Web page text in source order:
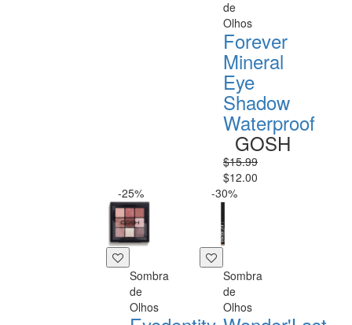
de
Olhos
Forever
Mineral
Eye
Shadow
Waterproof
GOSH
$15.99
$12.00
-25%
Sombra
de
Olhos
-30%
Sombra
de
Olhos